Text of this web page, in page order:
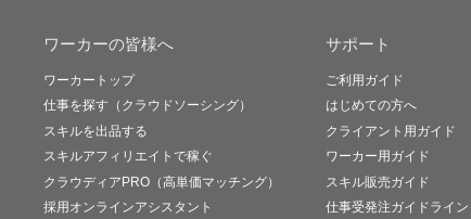
ワーカーの皆様へ
ワーカートップ
仕事を探す（クラウドソーシング）
スキルを出品する
スキルアフィリエイトで稼ぐ
クラウディアPRO（高単価マッチング）
採用オンラインアシスタント
サポート
ご利用ガイド
はじめての方へ
クライアント用ガイド
ワーカー用ガイド
スキル販売ガイド
仕事受発注ガイドライン